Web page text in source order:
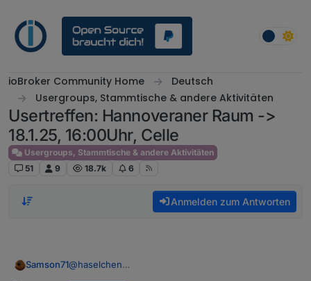
ioBroker Community Home
Deutsch
Usergroups, Stammtische & andere Aktivitäten
Usertreffen: Hannoveraner Raum ->
18.1.25, 16:00Uhr, Celle
Usergroups, Stammtische & andere Aktivitäten
51
9 18.7k 6
Anmelden zum Antworten
Samson71@haselchen